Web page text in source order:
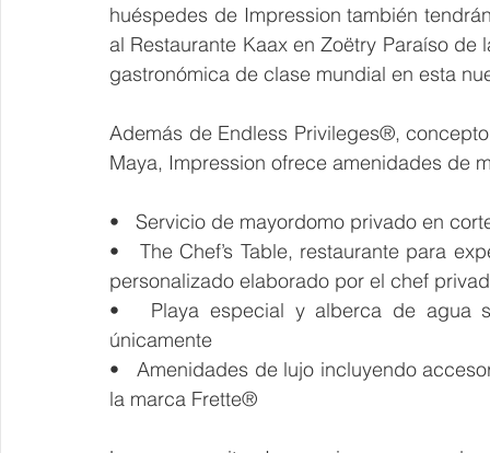
huéspedes de Impression también
al Restaurante Kaax en Zoëtry Paraíso
gastronómica de clase mundial en esta
Además de Endless Privileges®,
Maya, Impression ofrece amenidades de
•   Servicio de mayordomo privado en
•   The Chef’s Table, restaurante para
personalizado elaborado por el chef
•   Playa especial y alberca de agua
únicamente
•   Amenidades de lujo incluyendo
la marca Frette®